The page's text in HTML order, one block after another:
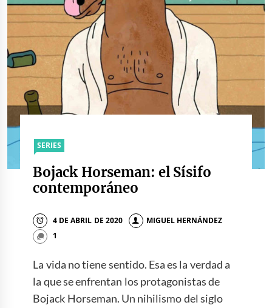
SERIES
Bojack Horseman: el Sísifo
contemporáneo
4 DE ABRIL DE 2020
MIGUEL HERNÁNDEZ
1
La vida no tiene sentido. Esa es la verdad a
la que se enfrentan los protagonistas de
Bojack Horseman. Un nihilismo del siglo